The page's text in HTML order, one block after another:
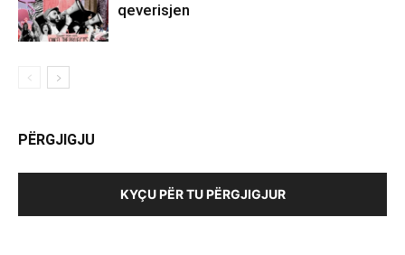
qeverisjen
PËRGJIGJU
KYÇU PËR TU PËRGJIGJUR